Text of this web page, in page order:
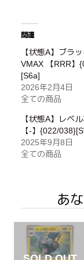
関連
【状態A】ブラ
VMAX 【RRR】
[S6a]
2026年2月4日
全ての商品
【状態A】レベ
【-】{022/
2025年9月8日
全ての商品
あ